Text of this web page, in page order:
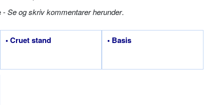
-Se og skriv kommentarer herunder.
• Cruet stand • Basis